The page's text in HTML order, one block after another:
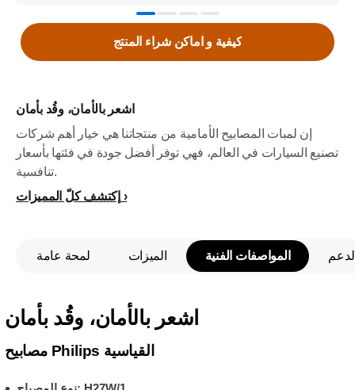
اشعر بالأمان، وقُد بأمان
إن لمبات المصابيح الأمامية من منتجاتنا هي خيار أهم شركات
تصنيع السيارات في العالم، فهي توفر أفضل جودة في فئتها بأسعار
تنافسية.
إكتشف كلّ المميزات
كيفية و اماكن شراء المنتج
لمحة عامة الميزات المواصفات الفنية
اشعر بالأمان، وقُد بأمان
مصابيح Philips القياسية